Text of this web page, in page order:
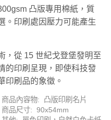
凸版專用棉紙，質
。印刷處因壓力可能產生
，從 15 世紀戈登堡發明至
的印刷呈現，即使科技發
印刷品的象徵。
商品內容物: 凸版印刷名片
商品尺寸: 90x54mm